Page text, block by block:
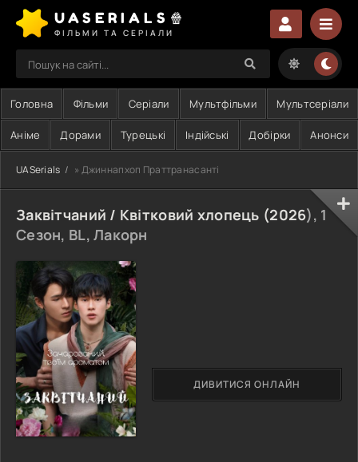
UASERIALS🍿
ФІЛЬМИ ТА СЕРІАЛИ
Головна Фільми Серіали Мультфільми Мультсеріали
Аніме Дорами Турецькі Індійські Добірки Анонси
UASerials » Джиннапхоп Праттранасанті
Заквітчаний / Квітковий хлопець (2026), 1
Сезон, BL, Лакорн
ДИВИТИСЯ ОНЛАЙН